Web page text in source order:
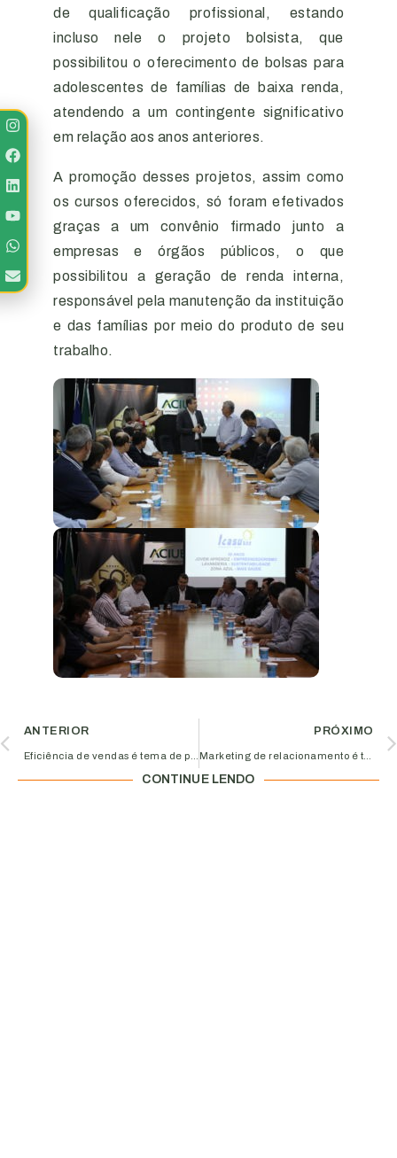
de qualificação profissional, estando
incluso nele o projeto bolsista, que
possibilitou o oferecimento de bolsas para
adolescentes de famílias de baixa renda,
atendendo a um contingente significativo
em relação aos anos anteriores.
A promoção desses projetos, assim como
os cursos oferecidos, só foram efetivados
graças a um convênio firmado junto a
empresas e órgãos públicos, o que
possibilitou a geração de renda interna,
responsável pela manutenção da instituição
e das famílias por meio do produto de seu
trabalho.
ANTERIOR PRÓXIMO
CONTINUE LENDO